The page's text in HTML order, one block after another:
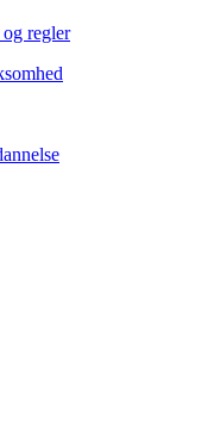
regler